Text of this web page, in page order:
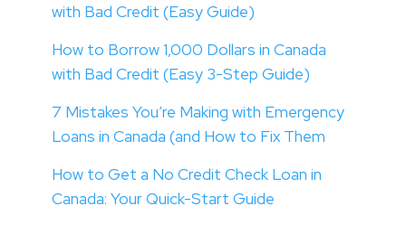
with Bad Credit (Easy Guide)
How to Borrow 1,000 Dollars in Canada
with Bad Credit (Easy 3-Step Guide)
7 Mistakes You’re Making with Emergency
Loans in Canada (and How to Fix Them
How to Get a No Credit Check Loan in
Canada: Your Quick-Start Guide